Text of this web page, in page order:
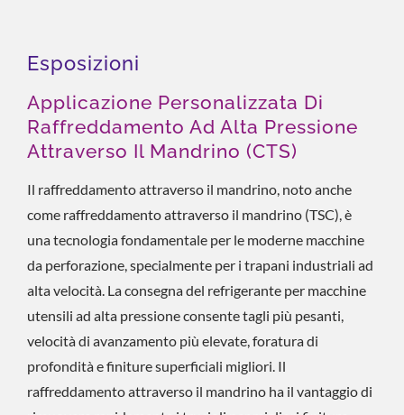
Esposizioni
Applicazione Personalizzata Di
Raffreddamento Ad Alta Pressione
Attraverso Il Mandrino (CTS)
Il raffreddamento attraverso il mandrino, noto anche
come raffreddamento attraverso il mandrino (TSC), è
una tecnologia fondamentale per le moderne macchine
da perforazione, specialmente per i trapani industriali ad
alta velocità. La consegna del refrigerante per macchine
utensili ad alta pressione consente tagli più pesanti,
velocità di avanzamento più elevate, foratura di
profondità e finiture superficiali migliori. Il
raffreddamento attraverso il mandrino ha il vantaggio di